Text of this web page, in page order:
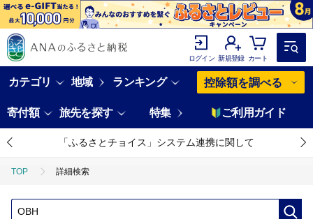
ログイン 新規登録 カート
カテゴリ 地域 ランキング 控除額を調べる
寄付額 旅先を探す 特集 ご利用ガイド
「ふるさとチョイス」システム連携に関して
TOP 詳細検索